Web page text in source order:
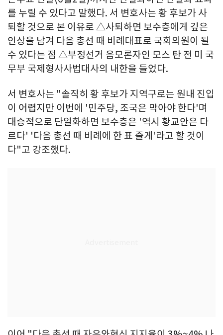
를 누릴 수 있다고 말했다. 서 변호사는 황 후보가 사
퇴할 것으로 본 이유로 △사퇴하면 보수층에게 깊은
인상을 남겨 다음 총선 때 비례대표로 국회의원이 될
수 있다는 점 △부정선거 음모론자인 모스 탄 전 미 국
무부 국제형사사법대사의 내한을 들었다.
서 변호사는 "솔직히 황 후보가 지역구로는 원내 진입
이 어렵지만 이번에 '민주당, 조국은 막아야 한다'며
대승적으로 단일화하면 보수층은 '역시 황교안은 다
르다' '다음 총선 때 비례에 한 표 줄게'라고 할 것이
다"고 강조했다.